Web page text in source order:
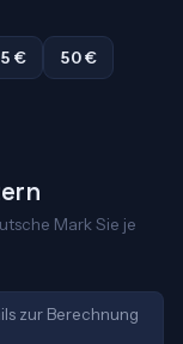
€
50 €
Mark Sie je
zur Berechnung